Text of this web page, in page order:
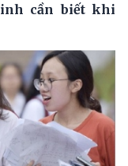
cần biết khi